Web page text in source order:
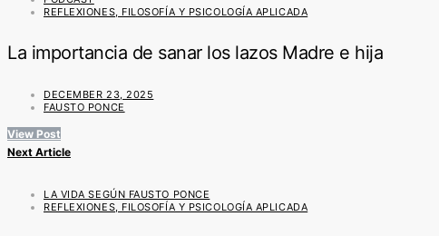
REFLEXIONES, FILOSOFÍA Y PSICOLOGÍA APLICADA
La importancia de sanar los lazos Madre e hija
DECEMBER 23, 2025
FAUSTO PONCE
View Post
Next Article
LA VIDA SEGÚN FAUSTO PONCE
REFLEXIONES, FILOSOFÍA Y PSICOLOGÍA APLICADA